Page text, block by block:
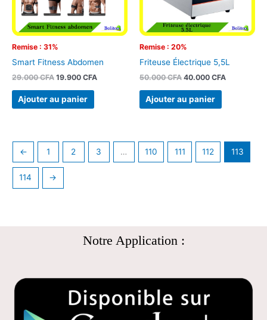
Remise : 31%
Smart Fitness Abdomen
29.000CFA 19.900 CFA
Ajouter au panier
Remise : 20%
Friteuse Électrique 5,5L
50.000CFA 40.000 CFA
Ajouter au panier
← 1 2 3 … 110 111 112 113
114 →
Notre Application :